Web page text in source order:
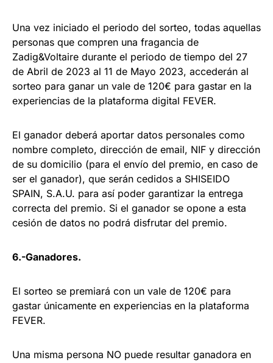
Una vez iniciado el periodo del sorteo, todas aquellas
personas que compren una fragancia de
Zadig&Voltaire durante el periodo de tiempo del 27
de Abril de 2023 al 11 de Mayo 2023, accederán al
sorteo para ganar un vale de 120€ para gastar en la
experiencias de la plataforma digital FEVER.
El ganador deberá aportar datos personales como
nombre completo, dirección de email, NIF y dirección
de su domicilio (para el envío del premio, en caso de
ser el ganador), que serán cedidos a SHISEIDO
SPAIN, S.A.U. para así poder garantizar la entrega
correcta del premio. Si el ganador se opone a esta
cesión de datos no podrá disfrutar del premio.
6.-Ganadores.
El sorteo se premiará con un vale de 120€ para
gastar únicamente en experiencias en la plataforma
FEVER.
Una misma persona NO puede resultar ganadora en